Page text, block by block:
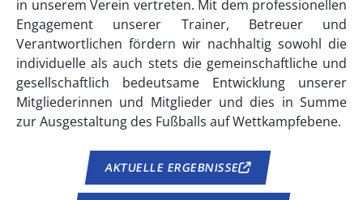
in unserem Verein vertreten. Mit dem professionellen
Engagement unserer Trainer, Betreuer und
Verantwortlichen fördern wir nachhaltig sowohl die
individuelle als auch stets die gemeinschaftliche und
gesellschaftlich bedeutsame Entwicklung unserer
Mitgliederinnen und Mitglieder und dies in Summe
zur Ausgestaltung des Fußballs auf Wettkampfebene.
AKTUELLE ERGEBNISSE